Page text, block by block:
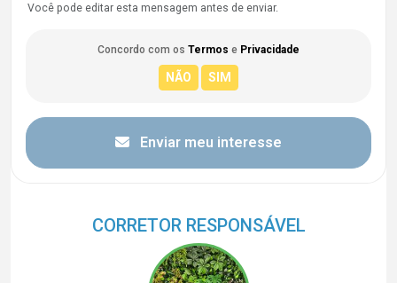
Você pode editar esta mensagem antes de enviar.
Concordo com os Termos e Privacidade
Enviar meu interesse
CORRETOR RESPONSÁVEL